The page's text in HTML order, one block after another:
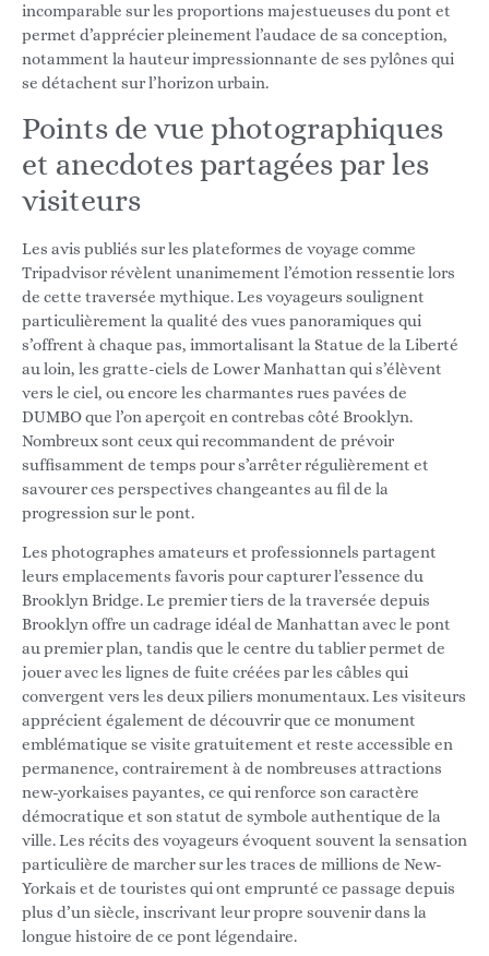
incomparable sur les proportions majestueuses du pont et
permet d’apprécier pleinement l’audace de sa conception,
notamment la hauteur impressionnante de ses pylônes qui
se détachent sur l’horizon urbain.
Points de vue photographiques
et anecdotes partagées par les
visiteurs
Les avis publiés sur les plateformes de voyage comme
Tripadvisor révèlent unanimement l’émotion ressentie lors
de cette traversée mythique. Les voyageurs soulignent
particulièrement la qualité des vues panoramiques qui
s’offrent à chaque pas, immortalisant la Statue de la Liberté
au loin, les gratte-ciels de Lower Manhattan qui s’élèvent
vers le ciel, ou encore les charmantes rues pavées de
DUMBO que l’on aperçoit en contrebas côté Brooklyn.
Nombreux sont ceux qui recommandent de prévoir
suffisamment de temps pour s’arrêter régulièrement et
savourer ces perspectives changeantes au fil de la
progression sur le pont.
Les photographes amateurs et professionnels partagent
leurs emplacements favoris pour capturer l’essence du
Brooklyn Bridge. Le premier tiers de la traversée depuis
Brooklyn offre un cadrage idéal de Manhattan avec le pont
au premier plan, tandis que le centre du tablier permet de
jouer avec les lignes de fuite créées par les câbles qui
convergent vers les deux piliers monumentaux. Les visiteurs
apprécient également de découvrir que ce monument
emblématique se visite gratuitement et reste accessible en
permanence, contrairement à de nombreuses attractions
new-yorkaises payantes, ce qui renforce son caractère
démocratique et son statut de symbole authentique de la
ville. Les récits des voyageurs évoquent souvent la sensation
particulière de marcher sur les traces de millions de New-
Yorkais et de touristes qui ont emprunté ce passage depuis
plus d’un siècle, inscrivant leur propre souvenir dans la
longue histoire de ce pont légendaire.